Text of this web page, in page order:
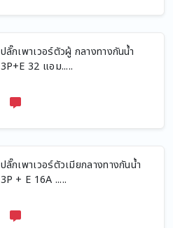
ปลั๊กเพาเวอร์ตัวผู้ กลางทางกันน้ำ
3P+E 32 แอม.....
ปลั๊กเพาเวอร์ตัวเมียกลางทางกันน้ำ
3P + E 16A .....